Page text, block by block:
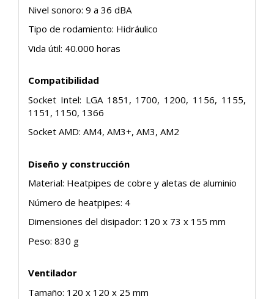
Nivel sonoro: 9 a 36 dBA
Tipo de rodamiento: Hidráulico
Vida útil: 40.000 horas
Compatibilidad
Socket Intel: LGA 1851, 1700, 1200, 1156, 1155,
1151, 1150, 1366
Socket AMD: AM4, AM3+, AM3, AM2
Diseño y construcción
Material: Heatpipes de cobre y aletas de aluminio
Número de heatpipes: 4
Dimensiones del disipador: 120 x 73 x 155 mm
Peso: 830 g
Ventilador
Tamaño: 120 x 120 x 25 mm